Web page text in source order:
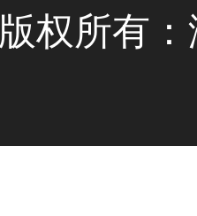
版权所有